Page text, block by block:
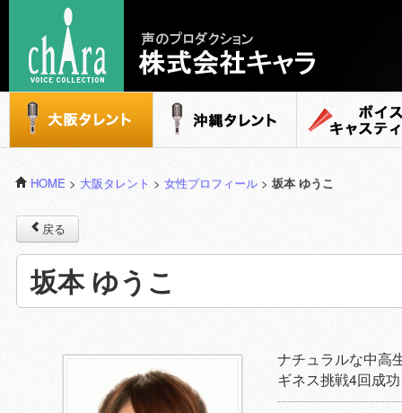
声のプロダクション - 株式会社キャラ
大阪タレント 沖縄タレント ボイスキャステ
HOME > 大阪タレント > 女性プロフィール > 坂本 ゆうこ
戻る
坂本 ゆうこ
ナチュラルな中高
ギネス挑戦4回成